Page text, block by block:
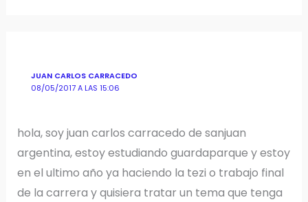
JUAN CARLOS CARRACEDO
08/05/2017 A LAS 15:06
hola, soy juan carlos carracedo de sanjuan
argentina, estoy estudiando guardaparque y estoy
en el ultimo año ya haciendo la tezi o trabajo final
de la carrera y quisiera tratar un tema que tenga